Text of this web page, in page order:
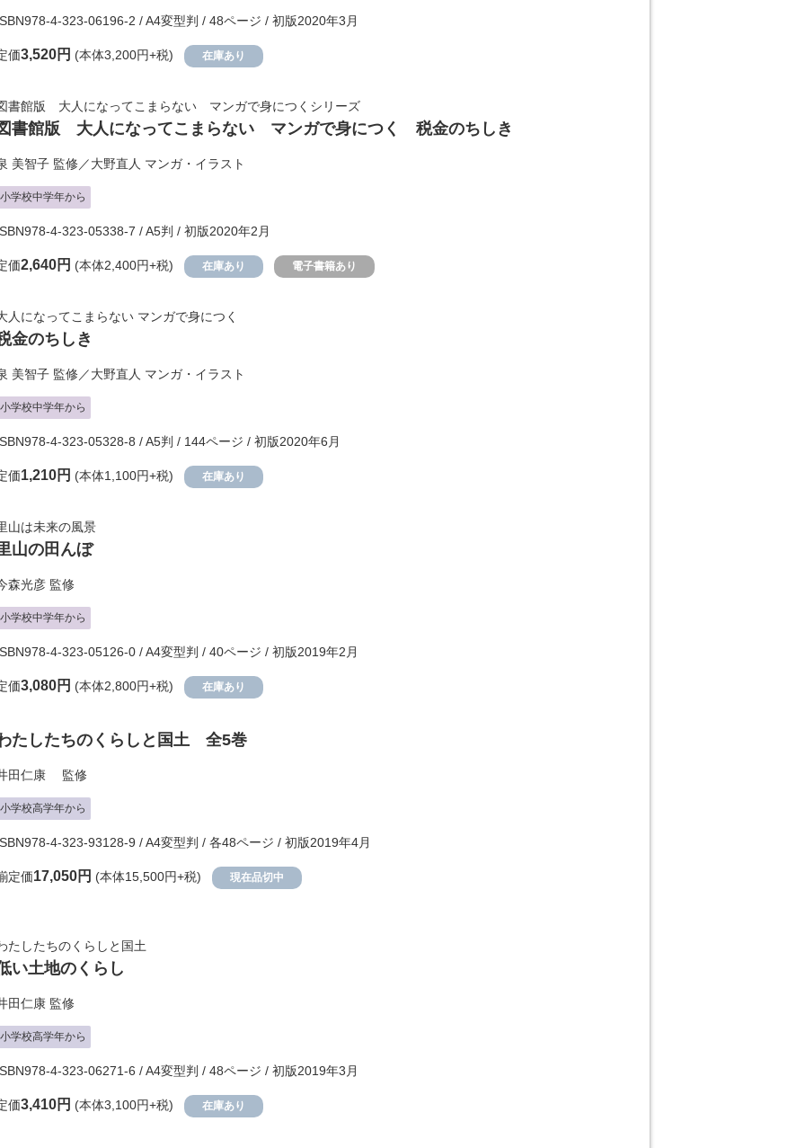
4-323-06196-2 / A4変型判 / 48ページ / 初版2020年3月
価3,520円 (本体3,200円+税) 在庫あり
書館版 大人になってこまらない マンガで身につくシリーズ
書館版 大人になってこまらない マンガで身につく 税金のちしき
美智子 監修／大野直人 マンガ・イラスト
小学校中学年から
4-323-05338-7 / A5判 / 初版2020年2月
価2,640円 (本体2,400円+税) 在庫あり 電子書籍あり
人になってこまらない マンガで身につく
金のちしき
美智子 監修／大野直人 マンガ・イラスト
小学校中学年から
4-323-05328-8 / A5判 / 144ページ / 初版2020年6月
価1,210円 (本体1,100円+税) 在庫あり
山は未来の風景
山の田んぼ
森光彦 監修
小学校中学年から
4-323-05126-0 / A4変型判 / 40ページ / 初版2019年2月
価3,080円 (本体2,800円+税) 在庫あり
たしたちのくらしと国土 全5巻
田仁康 監修
小学校高学年から
4-323-93128-9 / A4変型判 / 各48ページ / 初版2019年4月
定価17,050円 (本体15,500円+税) 現在品切中
たしたちのくらしと国土
い土地のくらし
田仁康 監修
小学校高学年から
4-323-06271-6 / A4変型判 / 48ページ / 初版2019年3月
価3,410円 (本体3,100円+税) 在庫あり